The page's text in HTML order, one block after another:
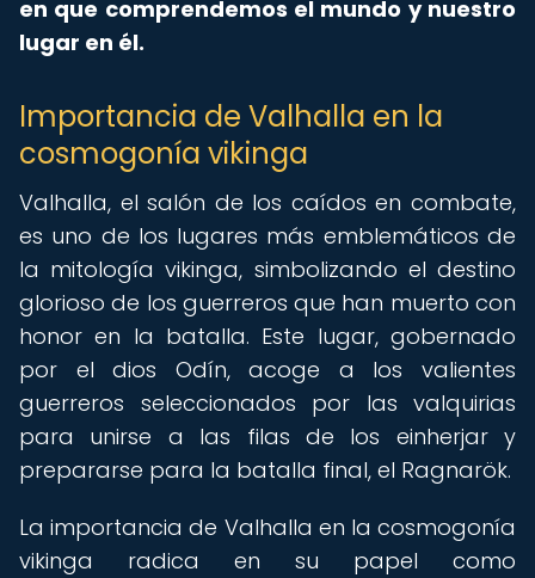
en que comprendemos el mundo y nuestro
lugar en él.
Importancia de Valhalla en la
cosmogonía vikinga
Valhalla, el salón de los caídos en combate,
es uno de los lugares más emblemáticos de
la mitología vikinga, simbolizando el destino
glorioso de los guerreros que han muerto con
honor en la batalla. Este lugar, gobernado
por el dios Odín, acoge a los valientes
guerreros seleccionados por las valquirias
para unirse a las filas de los einherjar y
prepararse para la batalla final, el Ragnarök.
La importancia de Valhalla en la cosmogonía
vikinga radica en su papel como